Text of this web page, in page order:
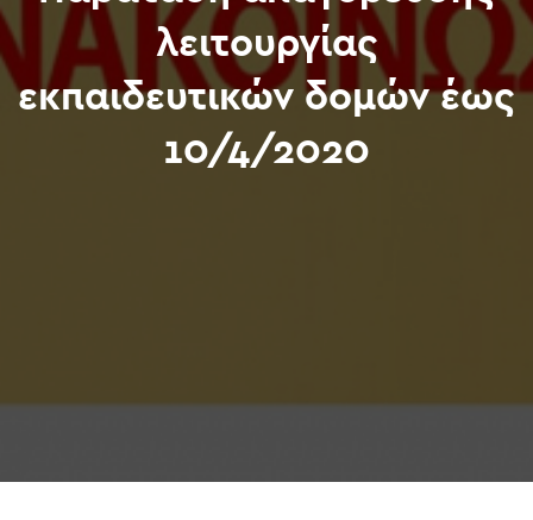
λειτουργίας
εκπαιδευτικών δομών έως
10/4/2020